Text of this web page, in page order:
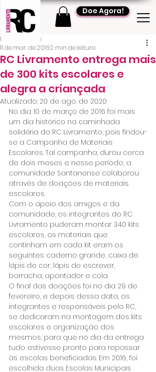
Doe Agora!
RC Livramento entrega mais
de 300 kits escolares e
alegra a criançada
RC Livramento
11 de mar. de 20162 min de leitura
Atualizado: 20 de ago. de 2020
No dia 10 de março de 2016 foi mais
um dia histórico na caminhada
solidária do RC Livramento, pois findou-
se a Campanha de Materiais
Escolares. Tal campanha, durou cerca
de dois meses e nesse período, a
comunidade Santanense colaborou
através de doações de materiais
escolares.
Com o apoio dos amigos e da
comunidade, os integrantes do RC
Livramento puderam montar 340 kits
escolares, os materiais que
continham em cada kit eram os
seguintes: caderno grande, caixa de
lápis de cor, lápis de escrever,
borracha, apontador e cola.
O final das doações foi no dia 29 de
fevereiro, e depois dessa data, os
integrantes e responsáveis pelo RC,
se dedicaram na montagem dos kits
escolares e organização dos
mesmos, para que no dia da entrega
tudo estivesse pronto para repassar
às escolas beneficiadas. Em 2016, foi
escolhida duas Escolas Municipais